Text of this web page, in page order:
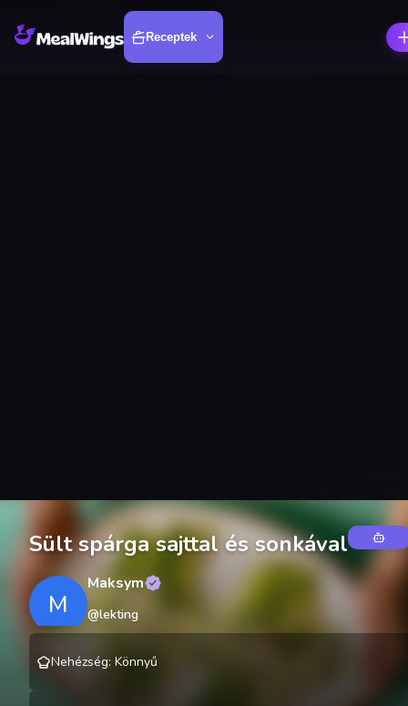
Receptek
Sült spárga sajttal és sonkával
M
Maksym
@lekting
Nehézség: Könnyű